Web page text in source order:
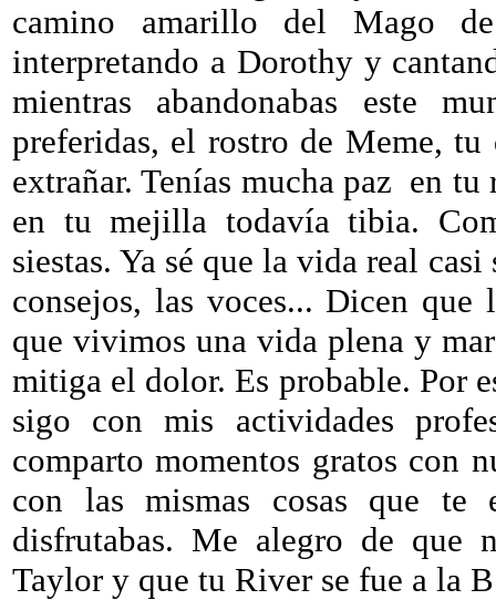
camino amarillo del Mago
interpretando a Dorothy y
mientras abandonabas este
preferidas, el rostro de Meme,
extrañar. Tenías mucha paz en
en tu mejilla todavía tibia.
siestas. Ya sé que la vida real
consejos, las voces... Dicen
que vivimos una vida plena y
mitiga el dolor. Es probable. Por
sigo con mis actividades
comparto momentos gratos con
con las mismas cosas que te
disfrutabas. Me alegro de que
Taylor y que tu River se fue a la